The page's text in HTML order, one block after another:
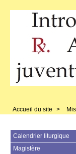
Accueil du site >
Calendrier liturgique
Magistère